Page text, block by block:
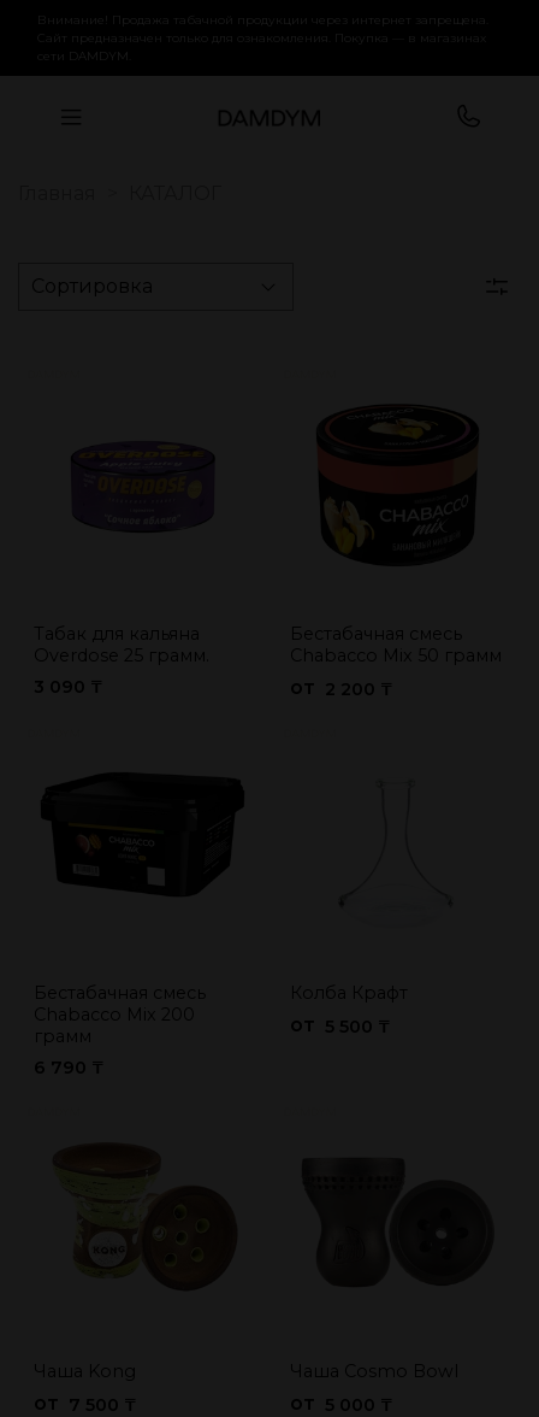
Внимание! Продажа табачной продукции через интернет запрещена.
Сайт предназначен только для ознакомления. Покупка — в магазинах
сети DAMDYM.
Табак для кальяна
Overdose 25 грамм.
3 090 ₸
Бестабачная смесь
Chabacco Mix 50 грамм
от 2 200 ₸
Бестабачная смесь
Chabacco Mix 200
грамм
6 790 ₸
Колба Крафт
от 5 500 ₸
Чаша Kong
от 7 500 ₸
Чаша Cosmo Bowl
от 5 000 ₸